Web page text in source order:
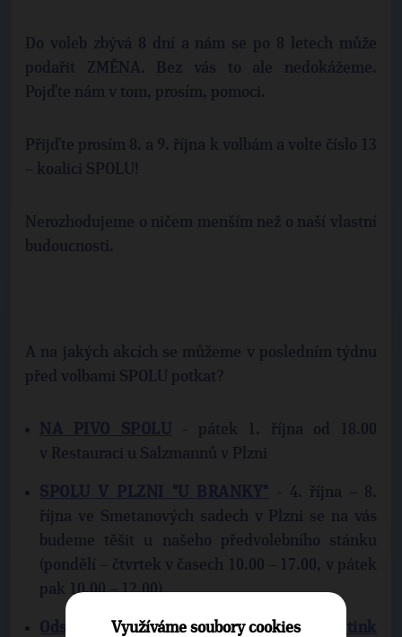
Do voleb zbývá 8 dní a nám se po 8 letech může
podařit ZMĚNA. Bez vás to ale nedokážeme.
Pojďte nám v tom, prosím, pomoci.
Přijďte prosím 8. a 9. října k volbám a volte číslo 13
– koalici SPOLU!
Nerozhodujeme o ničem menším než o naší vlastní
budoucnosti.
A na jakých akcích se můžeme v posledním týdnu
před volbami SPOLU potkat?
- pátek 1. října od 18.00
v Restauraci u Salzmannů v Plzni
- 4. října – 8.
října ve Smetanových sadech v Plzni se na vás
budeme těšit u našeho předvolebního stánku
(pondělí – čtvrtek v časech 10.00 – 17.00, v pátek
pak 10.00 – 12.00)
Odstartujme SPOLU změnu: Volební mítink
Využíváme soubory cookies